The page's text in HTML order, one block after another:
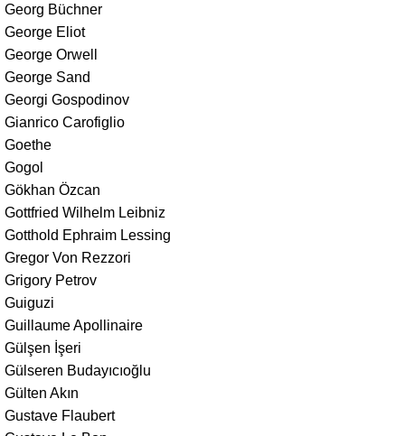
Georg Büchner
George Eliot
George Orwell
George Sand
Georgi Gospodinov
Gianrico Carofiglio
Goethe
Gogol
Gökhan Özcan
Gottfried Wilhelm Leibniz
Gotthold Ephraim Lessing
Gregor Von Rezzori
Grigory Petrov
Guiguzi
Guillaume Apollinaire
Gülşen İşeri
Gülseren Budayıcıoğlu
Gülten Akın
Gustave Flaubert